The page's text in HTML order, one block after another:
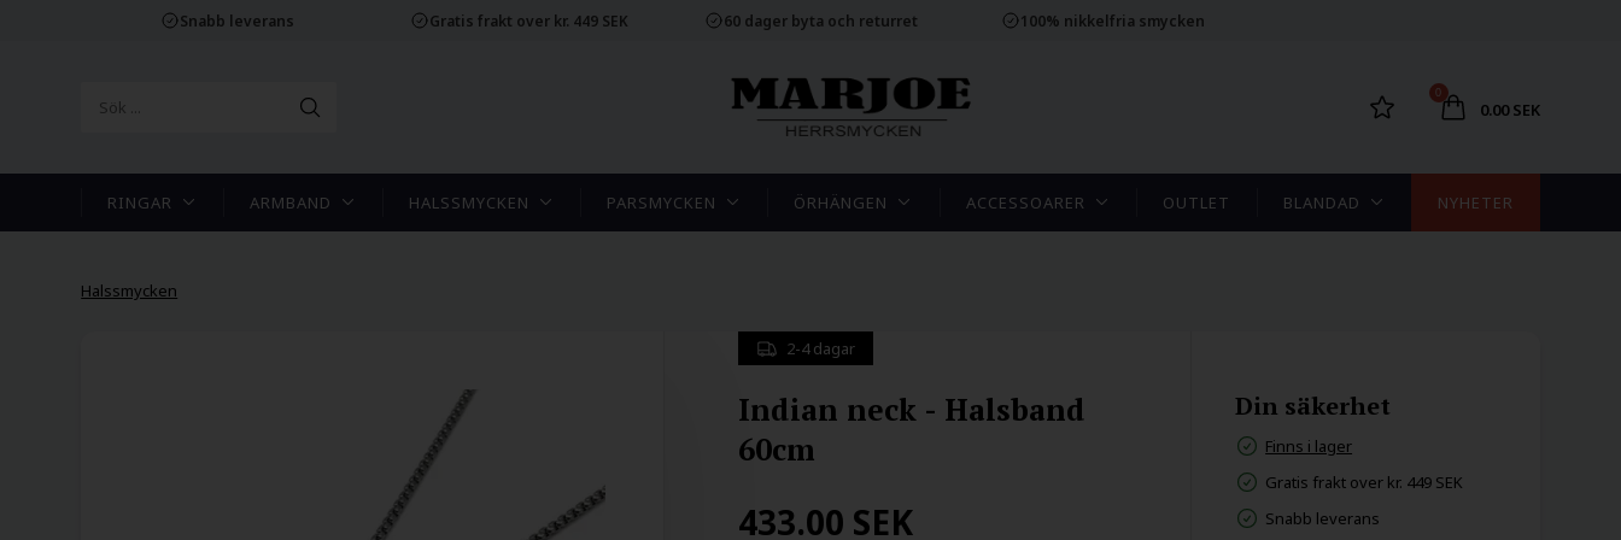
Snabb leverans Gratis frakt over kr. 449 SEK 60 dager byta och returret 100% nikkelfria smycken
0
0.00 SEK
RINGAR ARMBAND HALSSMYCKEN PARSMYCKEN ÖRHÄNGEN ACCESSOARER OUTLET BLANDAD NYHETER
Halssmycken
2-4 dagar
Indian neck - Halsband
60cm
433.00 SEK
Din säkerhet
Finns i lager
Gratis frakt over kr. 449 SEK
Snabb leverans